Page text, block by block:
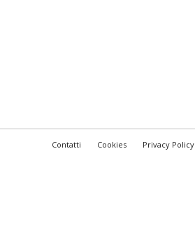
Contatti Cookies Privacy Policy